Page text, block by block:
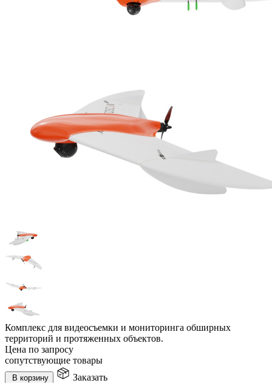
Комплекс для видеосъемки и мониторинга обширных
территорий и протяженных объектов.
Цена по запросу
сопутствующие товары
В корзину
Заказать